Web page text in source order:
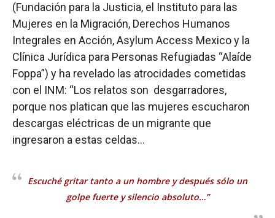
(Fundación para la Justicia, el Instituto para las
Mujeres en la Migración, Derechos Humanos
Integrales en Acción, Asylum Access Mexico y la
Clínica Jurídica para Personas Refugiadas “Alaíde
Foppa”) y ha revelado las atrocidades cometidas
con el INM: “Los relatos son desgarradores,
porque nos platican que las mujeres escucharon
descargas eléctricas de un migrante que
ingresaron a estas celdas…
Escuché gritar tanto a un hombre y después sólo un
golpe fuerte y silencio absoluto…”